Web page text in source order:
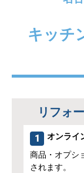
キッチ
リフォ
1
オンライ
商品・オプシ
されます。